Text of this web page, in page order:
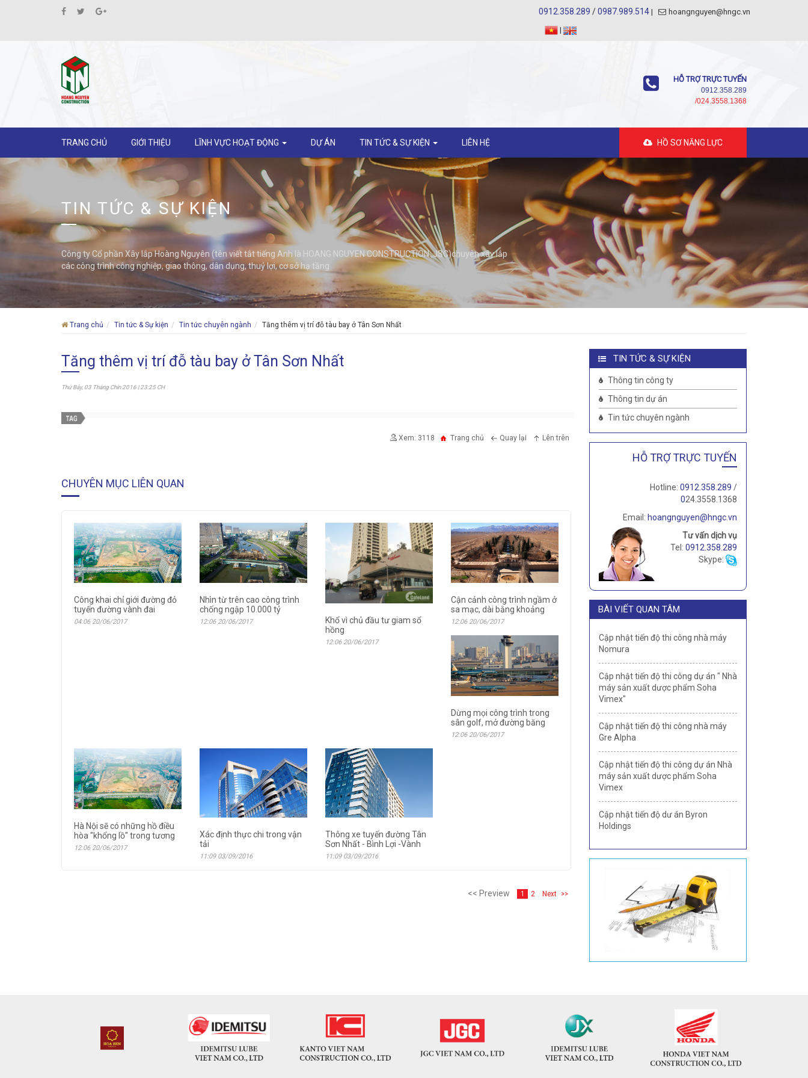
0912.358.289 /0987.989.514
hoangnguyen@hngc.vn
|
HỖ TRỢ TRỰC TUYẾN
0912.358.289
/024.3558.1368
TRANG CHỦ GIỚI THIỆU LĨNH VỰC HOẠT ĐỘNG DỰ ÁN TIN TỨC & SỰ KIỆN LIÊN HỆ HỒ SƠ NĂNG LỰC
TIN TỨC & SỰ KIỆN
Công ty Cổ phần Xây lắp Hoàng Nguyên (tên viết tắt tiếng Anh là HOANG NGUYEN CONSTRUCTION.,JSC)chuyên xây lắp
các công trình công nghiệp, giao thông, dân dụng, thuỷ lợi, cơ sở hạ tầng
Trang chủ Tin tức & Sự kiện Tin tức chuyên ngành Tăng thêm vị trí đỗ tàu bay ở Tân Sơn Nhất
Tăng thêm vị trí đỗ tàu bay ở Tân Sơn Nhất
Thứ Bảy, 03 Tháng Chín 2016 | 23:25 CH
Xem: 3118 Trang chủ Quay lại Lên trên
CHUYÊN MỤC LIÊN QUAN
Công khai chỉ giới đường đỏ
tuyến đường vành đai
04:06 20/06/2017
Nhìn từ trên cao công trình
chống ngập 10.000 tỷ
12:06 20/06/2017
Khổ vì chủ đầu tư giam sổ
hồng
12:06 20/06/2017
Cận cảnh công trình ngầm ở
sa mạc, dài bằng khoảng
12:06 20/06/2017
Dừng mọi công trình trong
sân golf, mở đường băng
12:06 20/06/2017
Hà Nội sẽ có những hồ điều
hòa "khổng lồ" trong tương
12:06 20/06/2017
Xác định thực chi trong vận
tải
11:09 03/09/2016
Thông xe tuyến đường Tân
Sơn Nhất - Bình Lợi -Vành
11:09 03/09/2016
<< Preview 1 2 Next >>
TIN TỨC & SỰ KIỆN
Thông tin công ty
Thông tin dự án
Tin tức chuyên ngành
HỖ TRỢ TRỰC TUYẾN
Hotline: 0912.358.289 /
024.3558.1368
Email: hoangnguyen@hngc.vn
Tư vấn dịch vụ
Tel: 0912.358.289
Skype:
BÀI VIẾT QUAN TÂM
Cập nhật tiến độ thi công nhà máy
Nomura
Cập nhật tiến độ thi công dự án " Nhà
máy sản xuất dược phẩm Soha
Vimex"
Cập nhật tiến độ thi công nhà máy
Gre Alpha
Cập nhật tiến độ thi công dự án Nhà
máy sản xuất dược phẩm Soha
Vimex
Cập nhật tiến độ dư án Byron
Holdings